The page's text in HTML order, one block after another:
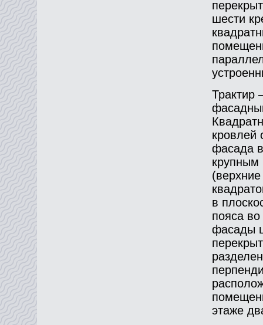
шести
Трактир
кровлей
фасада
крупным
в
пояса
фасады
этаже